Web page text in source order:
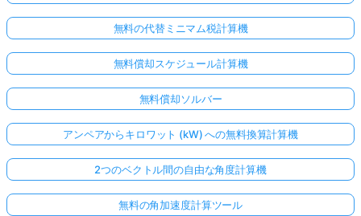
無料の代替ミニマム税計算機
無料償却スケジュール計算機
無料償却ソルバー
アンペアからキロワット (kW) への無料換算計算機
2つのベクトル間の自由な角度計算機
無料の角加速度計算ツール